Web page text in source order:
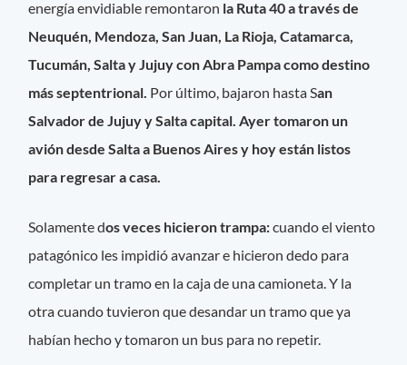
energía envidiable remontaron la Ruta 40 a través de
Neuquén, Mendoza, San Juan, La Rioja, Catamarca,
Tucumán, Salta y Jujuy con Abra Pampa como destino
más septentrional. Por último, bajaron hasta San
Salvador de Jujuy y Salta capital. Ayer tomaron un
avión desde Salta a Buenos Aires y hoy están listos
para regresar a casa.
Solamente dos veces hicieron trampa:cuando el viento
patagónico les impidió avanzar e hicieron dedo para
completar un tramo en la caja de una camioneta. Y la
otra cuando tuvieron que desandar un tramo que ya
habían hecho y tomaron un bus para no repetir.